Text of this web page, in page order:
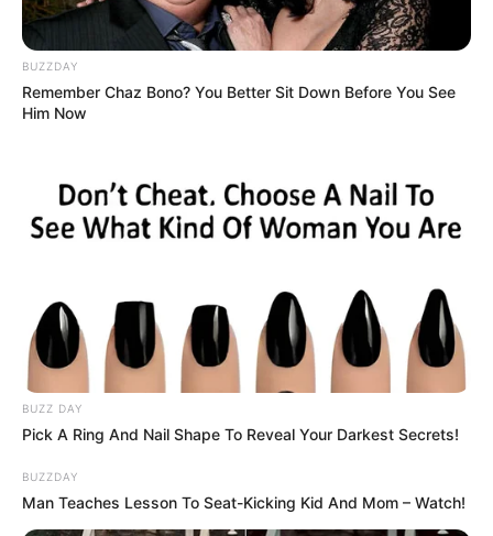
BUZZDAY
Remember Chaz Bono? You Better Sit Down Before You See
Him Now
BUZZ DAY
Pick A Ring And Nail Shape To Reveal Your Darkest Secrets!
BUZZDAY
Man Teaches Lesson To Seat-Kicking Kid And Mom – Watch!